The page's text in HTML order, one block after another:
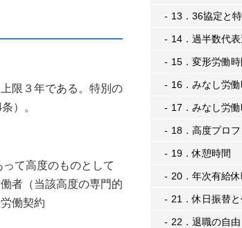
限３年である。特別の
）。
て高度のものとして
者（当該高度の専門的
働契約
13．36協定と
14．過半数代
15．変形労働時
16．みなし労働
17．みなし労働
18．高度プロ
19．休憩時間
20．年次有給休
21．休日振替
22．退職の自由